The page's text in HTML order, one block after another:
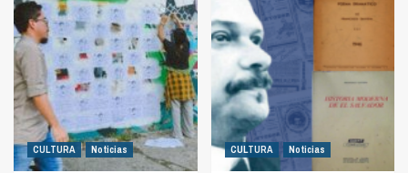
CULTURA Noticias CULTURA Noticias